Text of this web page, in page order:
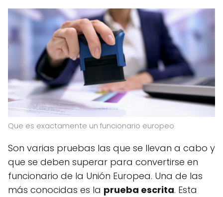
Que es exactamente un funcionario europeo
Son varias pruebas las que se llevan a cabo y
que se deben superar para convertirse en
funcionario de la Unión Europea. Una de las
más conocidas es la prueba escrita. Esta